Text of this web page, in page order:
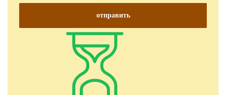
отправить